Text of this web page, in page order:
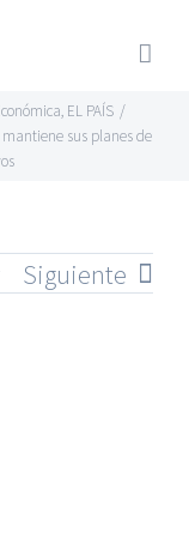
, EL PAÍS /
sus planes de
Siguiente